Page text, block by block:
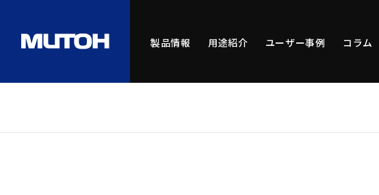
製品情報 用途紹介 ユーザー事例 コラム